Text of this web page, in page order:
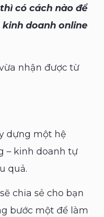
có cách nào để
doanh online
nhận được từ
dựng một hệ
– kinh doanh tự
quả.
chia sẻ cho bạn
bước một để làm